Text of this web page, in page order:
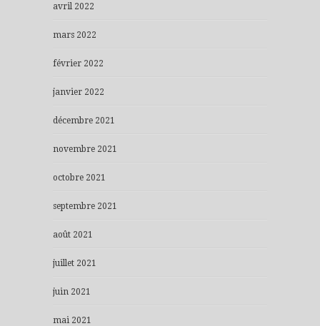
avril 2022
mars 2022
février 2022
janvier 2022
décembre 2021
novembre 2021
octobre 2021
septembre 2021
août 2021
juillet 2021
juin 2021
mai 2021